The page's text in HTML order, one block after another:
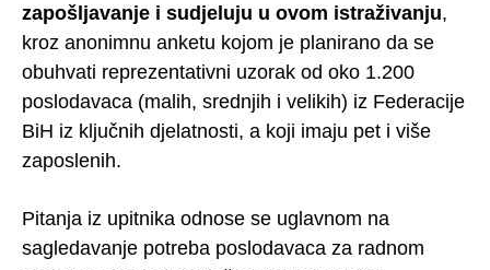
zapošljavanje i sudjeluju u ovom istraživanju,
kroz anonimnu anketu kojom je planirano da se
obuhvati reprezentativni uzorak od oko 1.200
poslodavaca (malih, srednjih i velikih) iz Federacije
BiH iz ključnih djelatnosti, a koji imaju pet i više
zaposlenih.
Pitanja iz upitnika odnose se uglavnom na
sagledavanje potreba poslodavaca za radnom